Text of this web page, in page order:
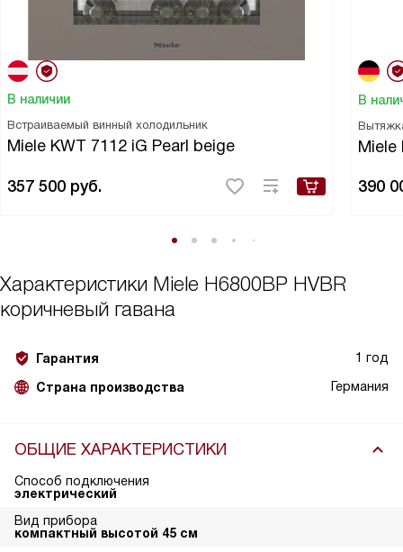
В наличии
Встраиваемый винный холодильник
Miele KWT 7112 iG Pearl beige
357 500 руб.
В
Miele
390
Характеристики Miele H6800BP HVBR
коричневый гавана
Гарантия 1 год
Страна производства Германия
ОБЩИЕ ХАРАКТЕРИСТИКИ
Способ подключения
электрический
Вид прибора
компактный высотой 45 см